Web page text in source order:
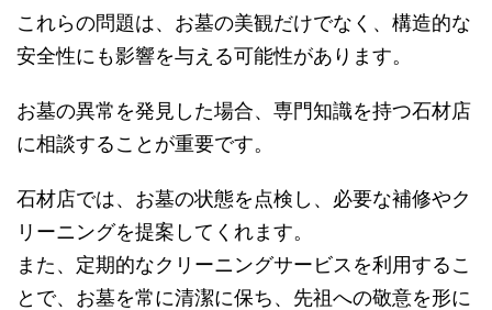
これらの問題は、お墓の美観だけでなく、構造的な
安全性にも影響を与える可能性があります。
お墓の異常を発見した場合、専門知識を持つ石材店
に相談することが重要です。
石材店では、お墓の状態を点検し、必要な補修やク
リーニングを提案してくれます。
また、定期的なクリーニングサービスを利用するこ
とで、お墓を常に清潔に保ち、先祖への敬意を形に